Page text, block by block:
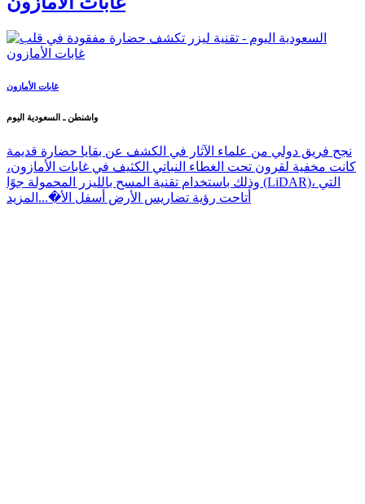
غابات الأمازون
واشنطن ـ السعودية اليوم
نجح فريق دولي من علماء الآثار في الكشف عن بقايا حضارة قديمة
كانت مخفية لقرون تحت الغطاء النباتي الكثيف في غابات الأمازون،
وذلك باستخدام تقنية المسح بالليزر المحمولة جوًا (LiDAR)، التي
أتاحت رؤية تضاريس الأرض أسفل الأ�... المزيد